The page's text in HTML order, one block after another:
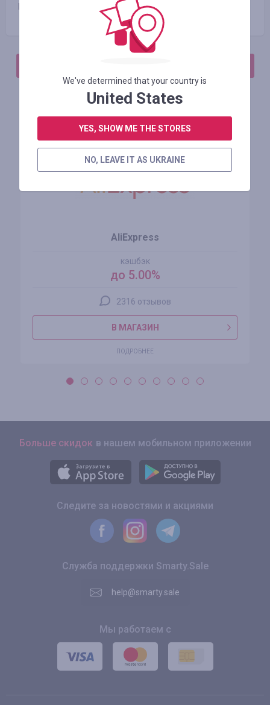
Microsoft, Barclay's Bank и First Data.
Похожие магазины
AliExpress
кэшбэк
до 5.00%
2316 отзывов
В МАГАЗИН
ПОДРОБНЕЕ
Больше скидок в нашем мобильном приложении
Следите за новостями и акциями
Служба поддержки Smarty.Sale
help@smarty.sale
Мы работаем с
We've determined that your country is
United States
YES, SHOW ME THE STORES
NO, LEAVE IT AS UKRAINE